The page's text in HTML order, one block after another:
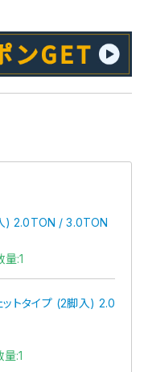
) 2.0TON / 3.0TON
量:1
ットタイプ (2脚入) 2.0
量:1